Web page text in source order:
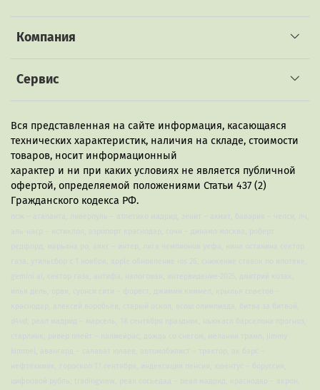
Компания
Сервис
Вся представленная на сайте информация, касающаяся
технических характеристик, наличия на складе, стоимости
товаров, носит информационный
характер и ни при каких условиях не является публичной
офертой, определяемой положениями Статьи 437 (2)
Гражданского кодекса РФ.